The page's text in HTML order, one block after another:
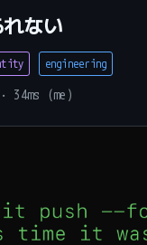
ない
engineering
34ms (me)